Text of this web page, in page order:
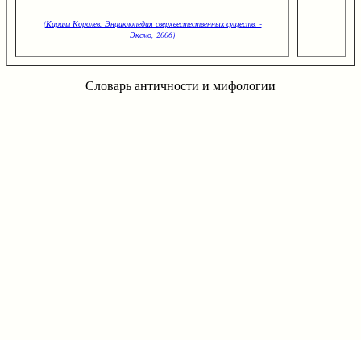
(Кирилл Королев. Энциклопедия сверхъестественных существ. -
Эксмо, 2006)
Словарь античности и мифологии